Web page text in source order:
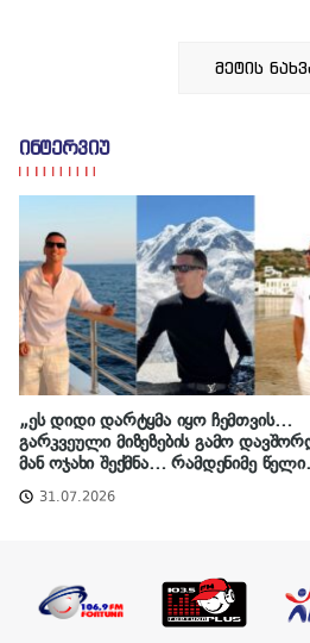
მეტის
ინტერვიუ
„ეს დიდი დარტყმა იყო ჩემთვის…
გარკვეული მიზეზების გამო
მან ოჯახი შექმნა… რამდენიმე წელი
დამჭირდა, რომ ჩვეულ ფორმაში
ჩავმდგარიყავი…“ – ვინ გაუტეხა
31.07.2026